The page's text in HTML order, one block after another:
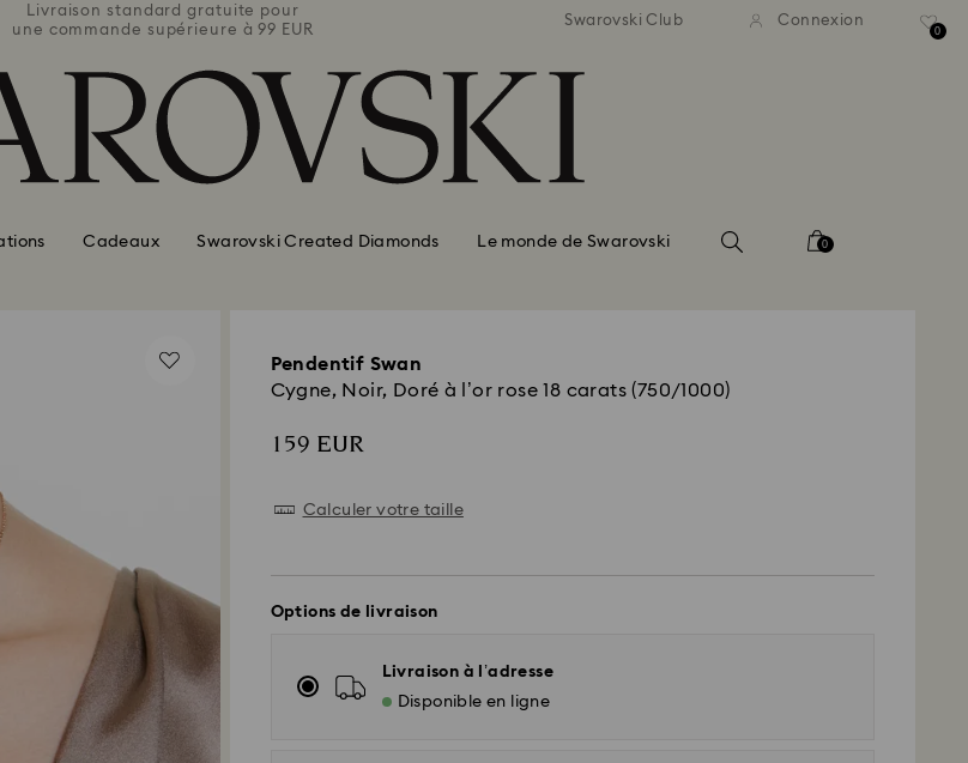
Livraison standard gratuite pour
une commande supérieure à 99 EUR
Livraison standard gratuite pour
une commande supérieure à 99 EUR
Livraison standard
une commande supérieure
Swarovski Club Connexion
0
Cadeaux Swarovski Created Diamonds Le monde de Swarovski 0
Pendentif Swan
Cygne, Noir, Doré à l’or rose 18 carats (750/1000)
159 EUR
Calculer votre taille
Options de livraison
Livraison à l’adresse
Disponible en ligne